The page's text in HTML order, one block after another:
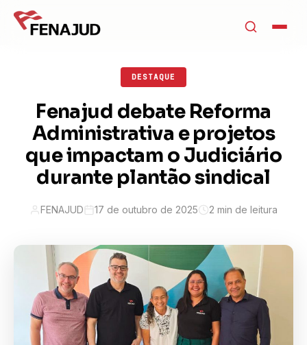
DESTAQUE
Fenajud debate Reforma
Administrativa e projetos
que impactam o Judiciário
durante plantão sindical
FENAJUD 17 de outubro de 2025 2 min de leitura